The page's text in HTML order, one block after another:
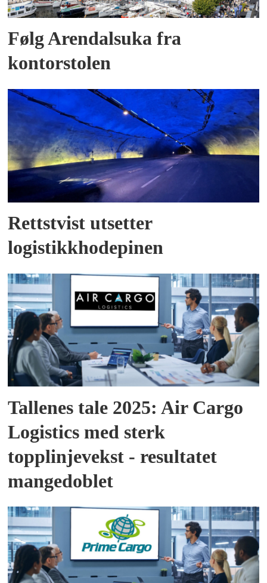
Følg Arendalsuka fra
kontorstolen
Rettstvist utsetter
logistikkhodepinen
Tallenes tale 2025: Air Cargo
Logistics med sterk
topplinjevekst - resultatet
mangedoblet